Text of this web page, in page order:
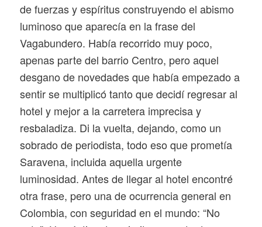
de fuerzas y espíritus construyendo el abismo
luminoso que aparecía en la frase del
Vagabundero. Había recorrido muy poco,
apenas parte del barrio Centro, pero aquel
desgano de novedades que había empezado a
sentir se multiplicó tanto que decidí regresar al
hotel y mejor a la carretera imprecisa y
resbaladiza. Di la vuelta, dejando, como un
sobrado de periodista, todo eso que prometía
Saravena, incluida aquella urgente
luminosidad. Antes de llegar al hotel encontré
otra frase, pero una de ocurrencia general en
Colombia, con seguridad en el mundo: “No